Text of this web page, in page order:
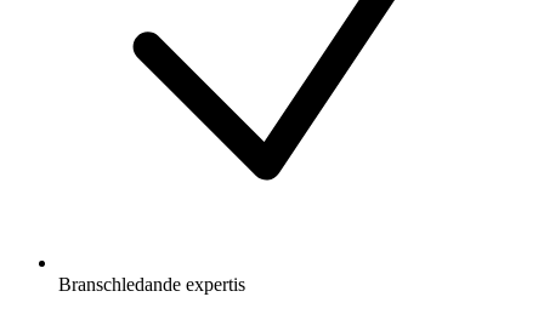
Branschledande expertis